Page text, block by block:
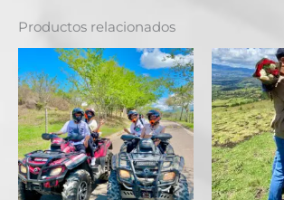
Productos relacionados
Price
range:
$ 760.000
through
$ 831.000
Este
producto
tiene
múltiples
variantes.
Las
opciones